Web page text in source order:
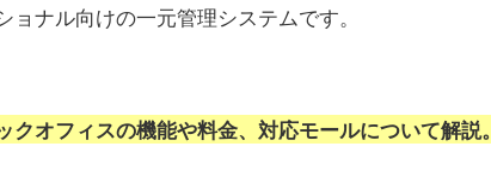
ョナル向けの一元管理システムです。
クオフィスの機能や料金、対応モールについて解説。